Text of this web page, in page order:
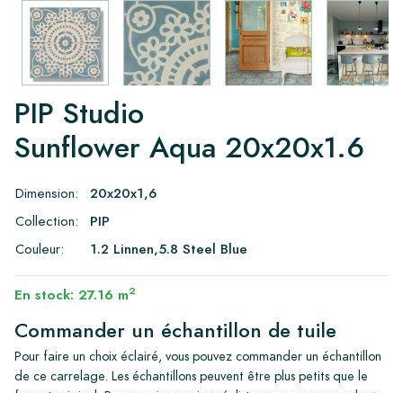
PIP Studio
Sunflower Aqua 20x20x1.6
Dimension:
20x20x1,6
Collection:
PIP
Couleur:
1.2 Linnen,5.8 Steel Blue
En stock: 27.16 m2
Commander un échantillon de tuile
Pour faire un choix éclairé, vous pouvez commander un échantillon
de ce carrelage. Les échantillons peuvent être plus petits que le